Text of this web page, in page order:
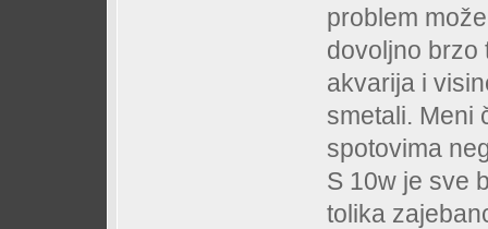
problem
dovoljno brzo
akvarija i
smetali. Meni
spotovima
S 10w je sve
tolika